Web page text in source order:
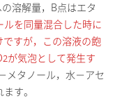
溶解量，B点はエタ
ルを同量混合した時に
すが，この溶液の飽
2が気泡として発生す
メタノール，水－アセ
す。